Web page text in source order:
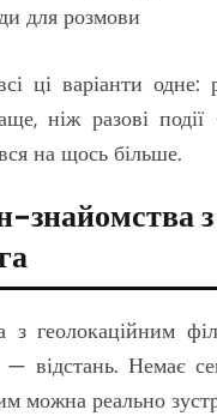
для розмови
ці варіанти
ніж разові
на щось більше.
знайомства
з геолокаційним
— відстань. Немає
можна реально